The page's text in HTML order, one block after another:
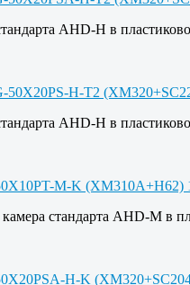
AHD-H в
AHD-H в
стандарта AHD-M в